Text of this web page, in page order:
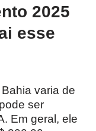
2025
esse
varia de
ser
Em geral, ele